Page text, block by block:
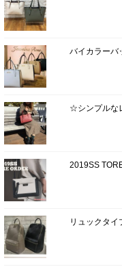
バイカラー
☆シンプルな
2019SS
リュックタイ